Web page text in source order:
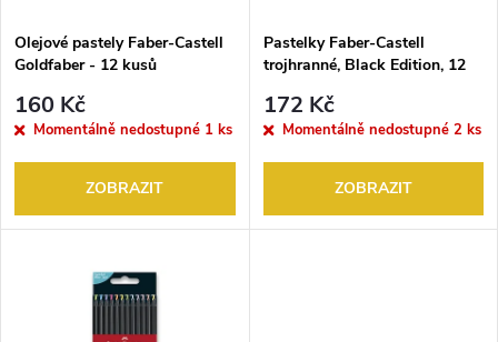
p
r
o
d
s
p
r
Olejové pastely Faber-Castell
Goldfaber - 12 kusů
160 Kč
Momentálně nedostupné 1 ks
ZOBRAZIT
Pastelky Faber-Castell
trojhranné, Black Edition, 12
172 Kč
Momentálně nedostupné 2 ks
ZOBRAZIT